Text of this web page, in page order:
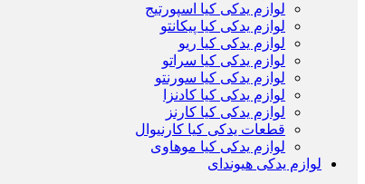
لوازم یدکی کیا اسپورتیج
لوازم یدکی کیا پیکانتو
لوازم یدکی کیا ریو
لوازم یدکی کیا سراتو
لوازم یدکی کیا سورنتو
لوازم یدکی کیا کادنزا
لوازم یدکی کیا کارنز
قطعات یدکی کیا کارنیوال
لوازم یدکی کیا موهاوی
لوازم یدکی هیوندای